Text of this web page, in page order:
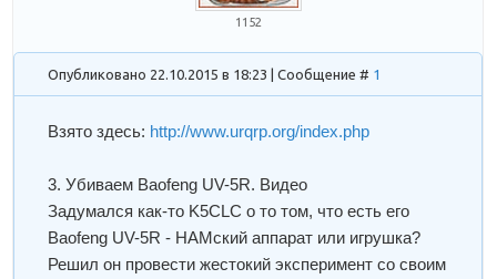
1152
Опубликовано 22.10.2015 в 18:23 | Сообщение # 1
Взято здесь: http://www.urqrp.org/index.php
3. Убиваем Baofeng UV-5R. Видео
Задумался как-то K5CLC о то том, что есть его
Baofeng UV-5R - НАМский аппарат или игрушка?
Решил он провести жестокий эксперимент со своим